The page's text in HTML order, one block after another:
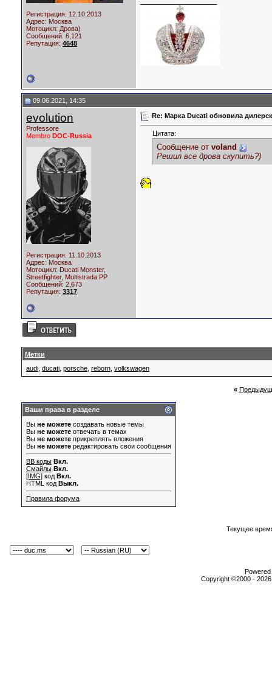
Регистрация: 12.10.2013
Адрес: Москва
Мотоцикл: Дрова)
Сообщений: 6,121
Репутация: 4648
09.06.2021, 14:35
evolution
Professore
Membro DOC-Russia
Регистрация: 11.10.2013
Адрес: Москва
Мотоцикл: Ducati Monster,
Streetfighter, Multistrada PP
Сообщений: 2,673
Репутация: 3317
Re: Марка Ducati обновила
Цитата:
Сообщение от voland
Решил все дрова скупить?)
Метки
audi ducati porsche reborn volkswagen
«
Ваши права в разделе
Вы не можете создавать новые темы
Вы не можете отвечать в темах
Вы не можете прикреплять вложения
Вы не можете редактировать свои сообщения
BB коды Вкл.
Смайлы Вкл.
[IMG] код Вкл.
HTML код Выкл.
Правила форума
Текущее
Copyright ©2000 -